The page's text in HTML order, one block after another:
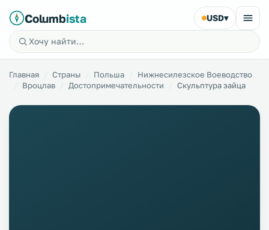
Columbista USD▾
Главная Страны Польша
Нижнесилезское Воеводство
Вроцлав
Достопримечательности Скульптура зайца